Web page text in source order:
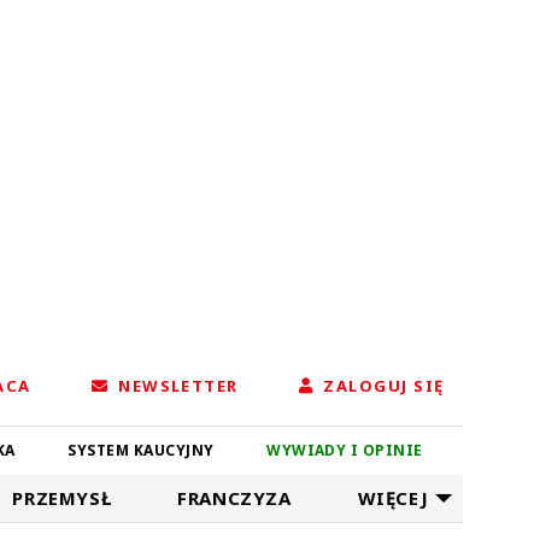
NEWSLETTER ZALOGUJ SIĘ
SYSTEM KAUCYJNY WYWIADY I OPINIE
PRZEMYSŁ FRANCZYZA WIĘCEJ